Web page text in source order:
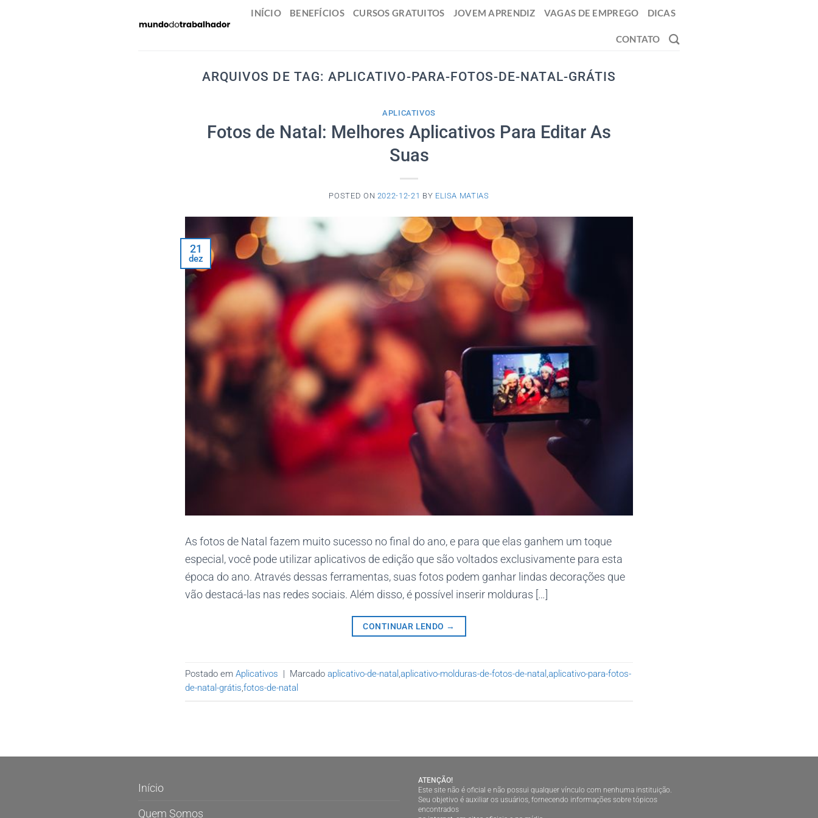
INÍCIO BENEFÍCIOS CURSOS GRATUITOS JOVEM APRENDIZ VAGAS DE EMPREGO DICAS
CONTATO
ARQUIVOS DE TAG: APLICATIVO-PARA-FOTOS-DE-NATAL-GRÁTIS
APLICATIVOS
Fotos de Natal: Melhores Aplicativos Para Editar As
Suas
POSTED ON 2022-12-21 BY ELISA MATIAS
21
dez
As fotos de Natal fazem muito sucesso no final do ano, e para que elas ganhem um toque
especial, você pode utilizar aplicativos de edição que são voltados exclusivamente para esta
época do ano. Através dessas ferramentas, suas fotos podem ganhar lindas decorações que
vão destacá-las nas redes sociais. Além disso, é possível inserir molduras […]
CONTINUAR LENDO →
Postado em Aplicativos | Marcado aplicativo-de-natal ,aplicativo-molduras-de-fotos-de-natal ,aplicativo-para-fotos-
de-natal-grátis,fotos-de-natal
Início
Quem Somos
ATENÇÃO!
Este site não é oficial e não possui qualquer vínculo com nenhuma instituição.
Seu objetivo é auxiliar os usuários, fornecendo informações sobre tópicos
encontrados